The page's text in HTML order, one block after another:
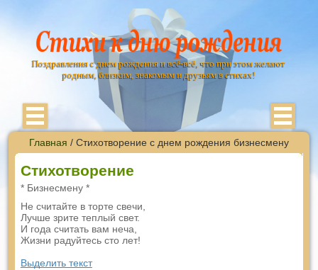
Поздравления с днем рождения и всё-всё, что при этом желают
родным, близким, знакомым и друзьям в стихах!
Главная / Стихотворение с днем рождения бизнесмену
Стихотворение
* Бизнесмену *
Не считайте в торте свечи,
Лучше зрите теплый свет.
И года считать вам неча,
Жизни радуйтесь сто лет!
Выделить текст